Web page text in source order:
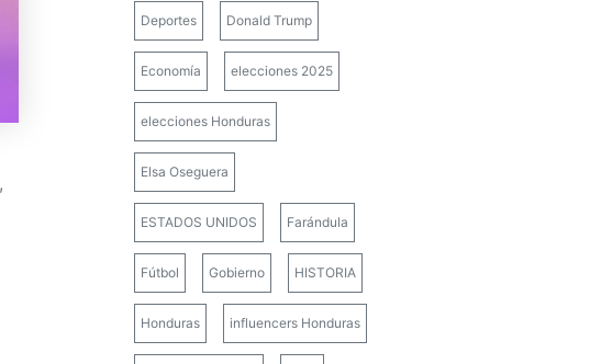
,
Deportes Donald Trump
Economía elecciones 2025
elecciones Honduras
Elsa Oseguera
ESTADOS UNIDOS Farándula
Fútbol Gobierno HISTORIA
Honduras influencers Honduras